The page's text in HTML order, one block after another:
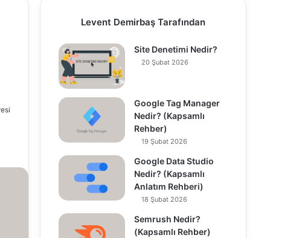
Levent Demirbaş Tarafından
Site Denetimi Nedir?
20 Şubat 2026
Google Tag Manager
Nedir? (Kapsamlı
Rehber)
19 Şubat 2026
Google Data Studio
Nedir? (Kapsamlı
Anlatım Rehberi)
18 Şubat 2026
Semrush Nedir?
(Kapsamlı Rehber)